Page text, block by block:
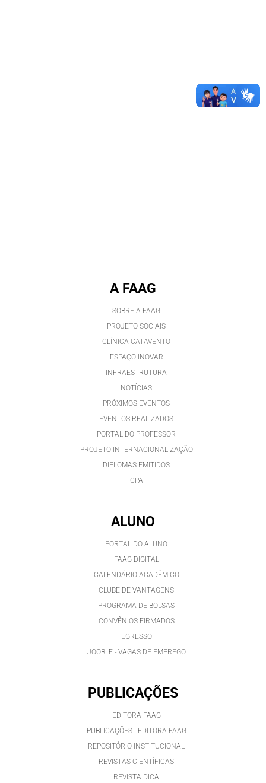
A FAAG
SOBRE A FAAG
PROJETO SOCIAIS
CLÍNICA CATAVENTO
ESPAÇO INOVAR
INFRAESTRUTURA
NOTÍCIAS
PRÓXIMOS EVENTOS
EVENTOS REALIZADOS
PORTAL DO PROFESSOR
PROJETO INTERNACIONALIZAÇÃO
DIPLOMAS EMITIDOS
CPA
ALUNO
PORTAL DO ALUNO
FAAG DIGITAL
CALENDÁRIO ACADÊMICO
CLUBE DE VANTAGENS
PROGRAMA DE BOLSAS
CONVÊNIOS FIRMADOS
EGRESSO
JOOBLE - VAGAS DE EMPREGO
PUBLICAÇÕES
EDITORA FAAG
PUBLICAÇÕES - EDITORA FAAG
REPOSITÓRIO INSTITUCIONAL
REVISTAS CIENTÍFICAS
REVISTA DICA